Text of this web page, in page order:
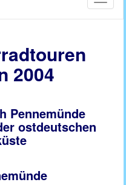
2004
Pennemünde
ostdeutschen